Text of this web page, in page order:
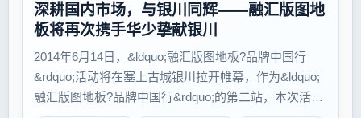
深耕国内市场，与银川同辉——融汇版图地
板将再次携手华少挚献银川
2014年6月14日，&ldquo;融汇版图地板?品牌中国行
&rdquo;活动将在塞上古城银川拉开帷幕，作为&ldquo;
融汇版图地板?品牌中国行&rdquo;的第二站，本次活动